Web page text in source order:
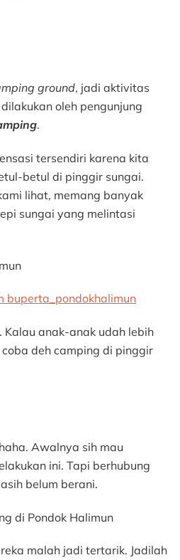
ground, jadi aktivitas
oleh pengunjung
.
tersendiri karena kita
betul di pinggir sungai.
lihat, memang banyak
sungai yang melintasi
buperta_pondokhalimun
Kalau anak-anak udah lebih
deh camping di pinggir
Awalnya sih mau
ini. Tapi berhubung
belum berani.
malah jadi tertarik. Jadilah